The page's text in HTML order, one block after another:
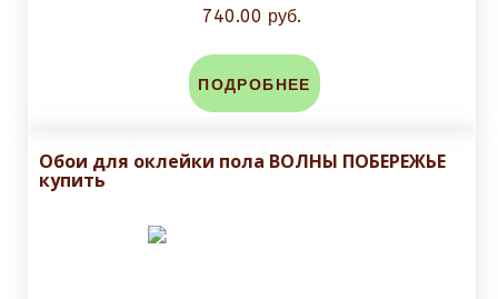
740.00 руб.
ПОДРОБНЕЕ
Обои для оклейки пола ВОЛНЫ ПОБЕРЕЖЬЕ
купить